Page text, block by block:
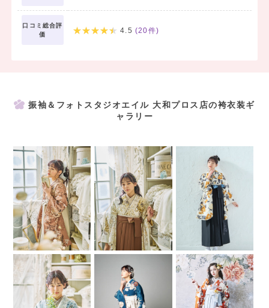
--1泊2日レンタル--
【二尺袖】
15,000円（税込16,500円）～45,000円(税込49,500円)
●セット内容
撮影＋衣装（撮影時）＋着付け＋ヘア（撮影時）
レンタルでも持込でもOK！
着付け：二尺袖 7,000円(税込7,700円)～
ヘア：5,000円(税込5,500円)
メイク：5,000円(税込5,500円)
※別途早朝料金がかかる時間帯がございます。
※撮影時のヘアセット・メイクは当日のお支度でご予約された内容と
なります。
※おひとり写りを1枚以上ご購入いただく必要がございます。
※ブーツ等のオプションや、その他小物などのレンタルもご用意して
おります。
口コミ総合評
価
4.5 (20件)
振袖＆フォトスタジオエイル 大和プロス店の袴衣装ギ
ャラリー